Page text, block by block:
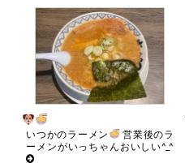
いつかのラーメン
営業後のラ
ーメンがいっちゃんおいしい^_^